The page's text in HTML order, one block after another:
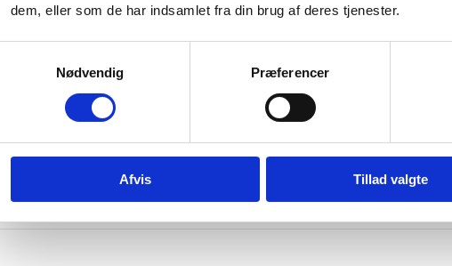
dem, eller som de har indsamlet fra din brug af deres tjenester.
Nødvendig
Præferencer
Afvis Tillad valgte
14:00.